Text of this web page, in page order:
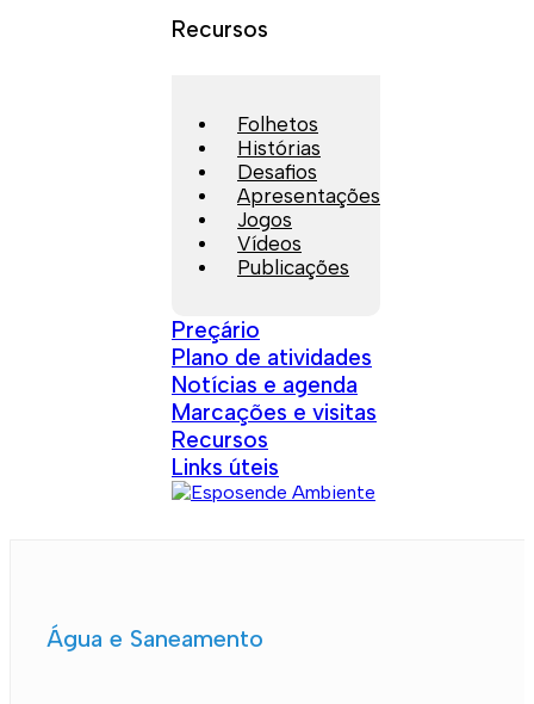
Recursos
Folhetos
Histórias
Desafios
Apresentações
Jogos
Vídeos
Publicações
Preçário
Plano de atividades
Notícias e agenda
Marcações e visitas
Recursos
Links úteis
Água e Saneamento